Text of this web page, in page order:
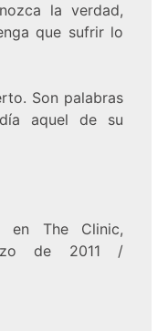
la verdad,
que sufrir lo
Son palabras
aquel de su
en The Clinic,
de 2011 /